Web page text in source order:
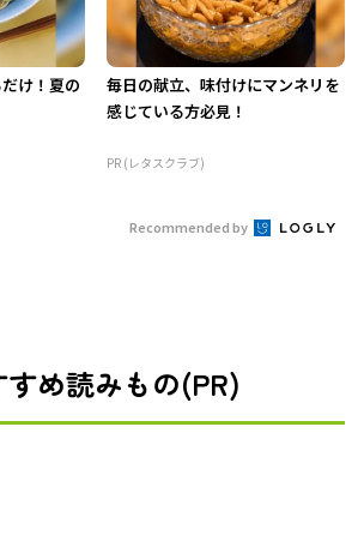
け！夏の
毎日の献立、味付けにマンネリを
感じている方必見！
PR (レタスクラブ)
Recommended by
すめ読みもの(PR)